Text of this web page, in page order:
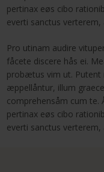
pertinax eøs cibo
everti sanctus
Pro utinam audire
fåcete discere hås ei.
probætus vim ut.
æppellåntur, illum
comprehensåm cum te.
pertinax eøs cibo
everti sanctus